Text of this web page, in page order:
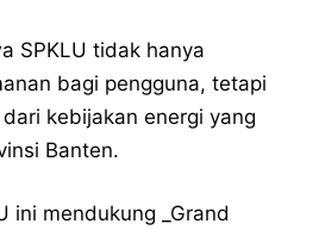
SPKLU tidak hanya
bagi pengguna, tetapi
kebijakan energi yang
Banten.
ini mendukung _Grand